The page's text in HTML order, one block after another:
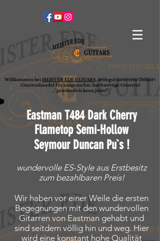
Willkommen bei MEISTER EDE GUITARS,dem gut sortierten Online-
Gitarrenhandel für ausgesuchte, hochwertige Gitarren!
..."gewöhnlich kann jeder"
Eastman T484 Dark Cherry
Flametop Semi-Hollow
Seymour Duncan Pu`s !
wundervolle ES-Style aus Erstbesitz
zum bezahlbaren Preis!
Wir haben vor einer Weile die ersten
Begegnungen mit den wundervollen
Gitarren von Eastman gehabt und
sind seitdem völlig hin und weg. Hier
wird eine konstant hohe Qualität